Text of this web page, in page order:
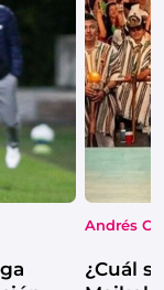
Andrés
¿Cuál